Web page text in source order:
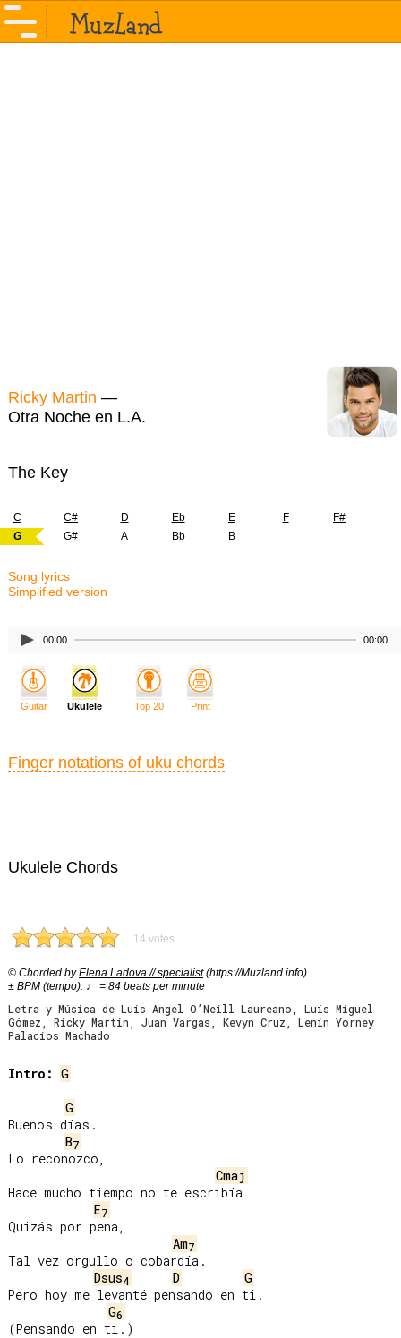
Ricky Martin —
Otra Noche en L.A.
The Key
C C# D Eb E F
F#
G
G# A Bb B
Song lyrics
Simplified version
00:00 00:00
Ukulele Chords
14 votes
© Chorded byElena Ladova // specialist(https://Muzland.info)
± BPM (tempo): ♩ = 84 beats per minute
Letra y Música de Luis Angel O’Neill Laureano, Luís Miguel
Gómez, Ricky Martin, Juan Vargas, Kevyn Cruz, Lenin Yorney
Palacios Machado
Intro: G
G
Buenos días.
B7
Lo reconozco,
Cmaj
Hace mucho tiempo no te escribía
E7
Quizás por pena,
Am7
Tal vez orgullo o cobardía.
Dsus4 D
G
Pero hoy me levanté pensando en ti.
G6
(Pensando en ti.)
Guitar Ukulele Top 20 Print
Finger notations of uku chords